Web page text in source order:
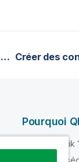
Icônes ajoutées au symbole des analyses dans la vue DQ Repository
Pourquoi
Pourquoi Qlik
Fiabilité et